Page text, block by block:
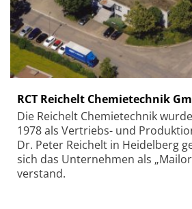
RCT Reichelt Chemietechnik
Die Reichelt Chemietechnik
1978 als Vertriebs- und
Dr. Peter Reichelt in Heidelberg
sich das Unternehmen als
verstand.